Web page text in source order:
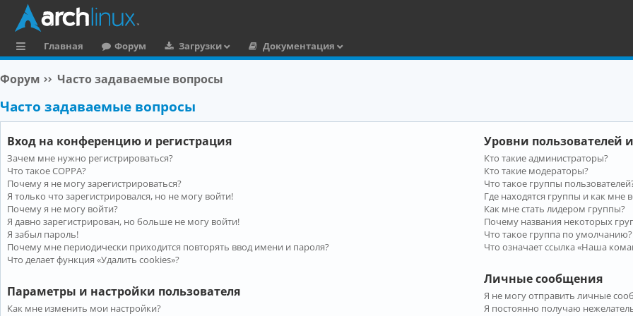
ы
л
Главная Форум Загрузки
Документация
Форум Часто задаваемые вопросы
Часто задаваемые вопросы
Вход на конференцию и регистрация
Зачем мне нужно регистрироваться?
Что такое COPPA?
Почему я не могу зарегистрироваться?
Я только что зарегистрировался, но не могу войти!
Почему я не могу войти?
Я давно зарегистрирован, но больше не могу войти!
Я забыл пароль!
Почему мне периодически приходится повторять ввод имени и пароля?
Что делает функция «Удалить cookies»?
Параметры и настройки пользователя
Как мне изменить мои настройки?
Уровни пользователей
Кто такие администраторы?
Кто такие модераторы?
Что такое группы
Где находятся группы и как мне
Как мне стать лидером группы?
Почему названия некоторых
Что такое группа по умолчанию?
Что означает ссылка «Наша
Личные сообщения
Я не могу отправить личные
Я постоянно получаю